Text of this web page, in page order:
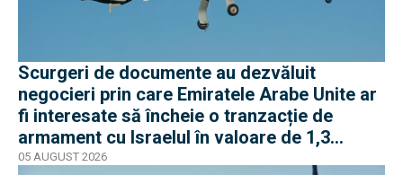
Scurgeri de documente au dezvăluit
negocieri prin care Emiratele Arabe Unite ar
fi interesate să încheie o tranzacție de
armament cu Israelul în valoare de 1,3
miliarde de dolari
05 AUGUST 2026